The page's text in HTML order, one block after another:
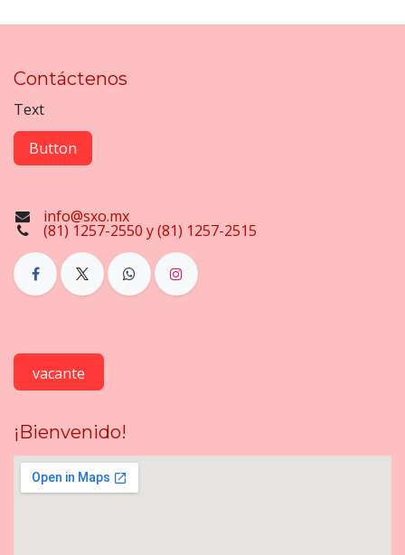
Contáctenos
Text
Button
info@sxo.mx
(81) 1257-2550 y (81) 1257-2515
vacante
¡Bienvenido!